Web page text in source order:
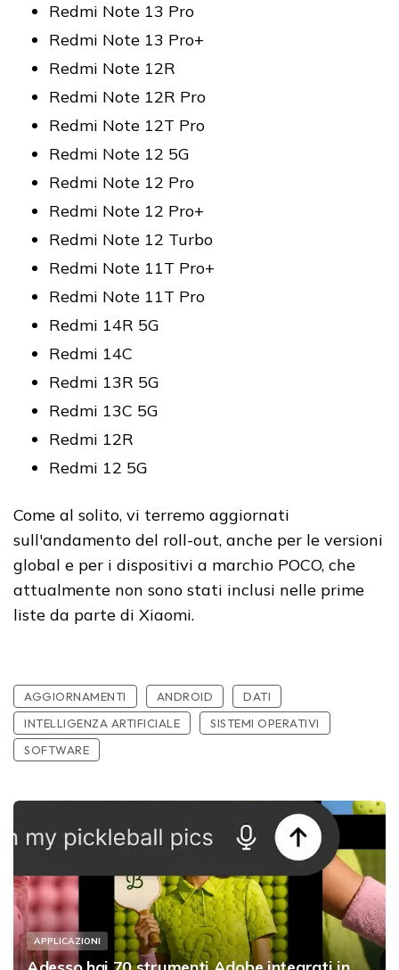
Redmi Note 13 Pro
Redmi Note 13 Pro+
Redmi Note 12R
Redmi Note 12R Pro
Redmi Note 12T Pro
Redmi Note 12 5G
Redmi Note 12 Pro
Redmi Note 12 Pro+
Redmi Note 12 Turbo
Redmi Note 11T Pro+
Redmi Note 11T Pro
Redmi 14R 5G
Redmi 14C
Redmi 13R 5G
Redmi 13C 5G
Redmi 12R
Redmi 12 5G
Come al solito, vi terremo aggiornati
sull'andamento del roll-out, anche per le versioni
global e per i dispositivi a marchio POCO, che
attualmente non sono stati inclusi nelle prime
liste da parte di Xiaomi.
AGGIORNAMENTI ANDROID
DATI
INTELLIGENZA ARTIFICIALE
SISTEMI OPERATIVI
SOFTWARE
APPLICAZIONI